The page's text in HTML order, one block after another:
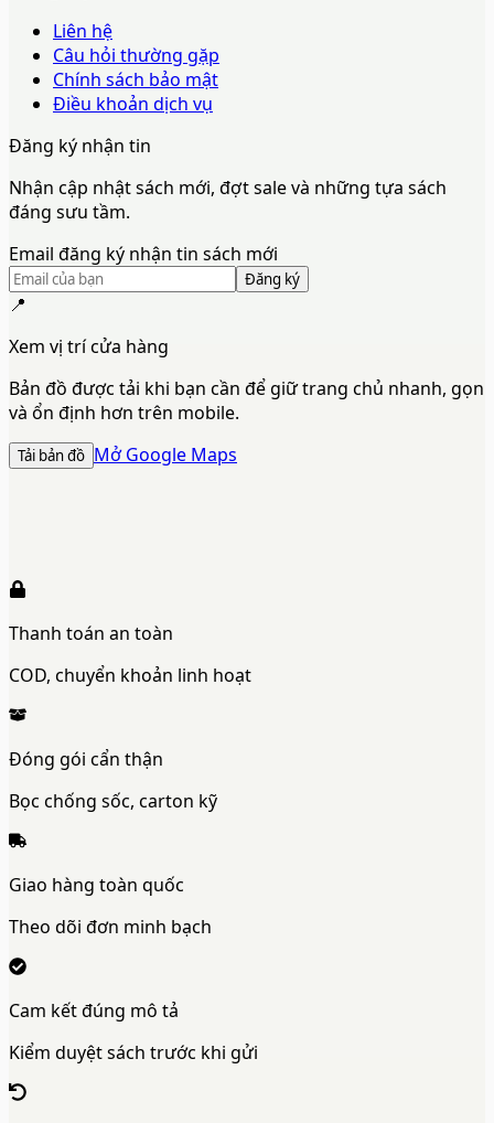
Liên hệ
Câu hỏi thường gặp
Chính sách bảo mật
Điều khoản dịch vụ
Đăng ký nhận tin
Nhận cập nhật sách mới, đợt sale và những tựa sách
đáng sưu tầm.
Email đăng ký nhận tin sách mới
Đăng ký
📍
Xem vị trí cửa hàng
Bản đồ được tải khi bạn cần để giữ trang chủ nhanh, gọn
và ổn định hơn trên mobile.
Tải bản đồ Mở Google Maps
Thanh toán an toàn
COD, chuyển khoản linh hoạt
Đóng gói cẩn thận
Bọc chống sốc, carton kỹ
Giao hàng toàn quốc
Theo dõi đơn minh bạch
Cam kết đúng mô tả
Kiểm duyệt sách trước khi gửi